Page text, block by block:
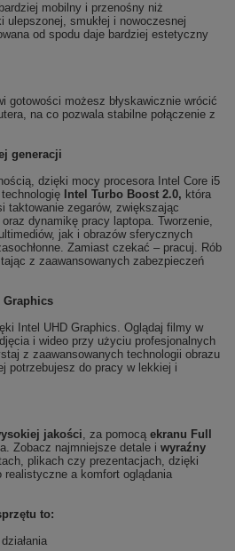
mobilny i przenośny niż
ulepszonej, smukłej i nowoczesnej
od spodu daje bardziej estetyczny
gotowości możesz błyskawicznie wrócić
na co pozwala stabilne połączenie z
generacji
dzięki mocy procesora Intel Core i5
Intel Turbo Boost 2.0, która
taktowanie zegarów, zwiększając
dynamikę pracy laptopa. Tworzenie,
jak i obrazów sferycznych
Zamiast czekać – pracuj. Rób
z zaawansowanych zabezpieczeń
Graphics
Intel UHD Graphics. Oglądaj filmy w
i wideo przy użyciu profesjonalnych
z zaawansowanych technologii obrazu
potrzebujesz do pracy w lekkiej i
jakości, za pomocą ekranu Full
Zobacz najmniejsze detale i wyraźny
plikach czy prezentacjach, dzięki
realistyczne a komfort oglądania
to: